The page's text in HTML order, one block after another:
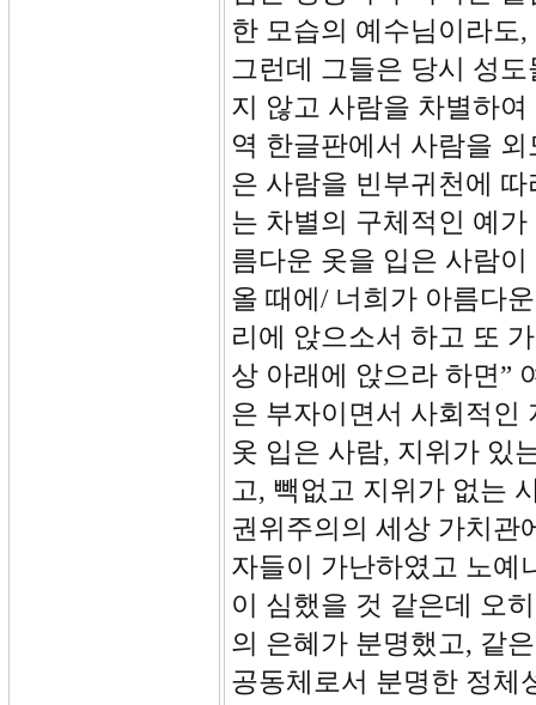
한 모습의 예수님이라도
그런데 그들은 당시 성
지 않고 사람을 차별하
역 한글판에서 사람을
은 사람을 빈부귀천에
는 차별의 구체적인 예
름다운 옷을 입은 사람
올 때에/ 너희가 아름다
리에 앉으소서 하고 또
상 아래에 앉으라 하면”
은 부자이면서 사회적인
옷 입은 사람, 지위가 있
고, 빽없고 지위가 없는
권위주의의 세상 가치관
자들이 가난하였고 노예
이 심했을 것 같은데 오
의 은혜가 분명했고, 같
공동체로서 분명한 정체